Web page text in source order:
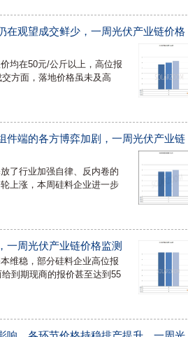
在观望成交鲜少，一周光伏产业链价格
均在50元/公斤以上，高位报
方面，落地价格虽未及高
件端的各方博弈加剧，一周光伏产业链
了行业加强自律、反内卷的
上涨，本周硅料企业进一步
一周光伏产业链价格监测
维稳，部分硅料企业高位报
到期现商的报价甚至达到55